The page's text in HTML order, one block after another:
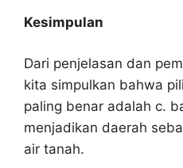
Kesimpulan
Dari penjelasan dan
kita simpulkan bahwa
paling benar adalah c.
menjadikan daerah
air tanah.